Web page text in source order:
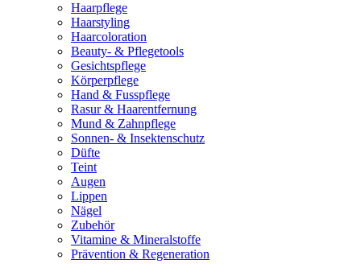
Haarpflege
Haarstyling
Haarcoloration
Beauty- & Pflegetools
Gesichtspflege
Körperpflege
Hand & Fusspflege
Rasur & Haarentfernung
Mund & Zahnpflege
Sonnen- & Insektenschutz
Düfte
Teint
Augen
Lippen
Nägel
Zubehör
Vitamine & Mineralstoffe
Prävention & Regeneration